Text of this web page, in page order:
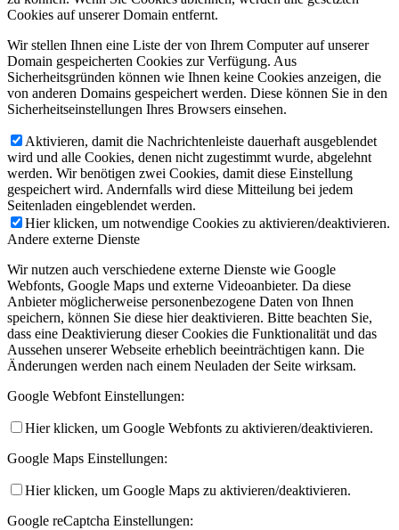
Cookies auf unserer Domain entfernt.
Wir stellen Ihnen eine Liste der von Ihrem Computer auf unserer
Domain gespeicherten Cookies zur Verfügung. Aus
Sicherheitsgründen können wie Ihnen keine Cookies anzeigen, die
von anderen Domains gespeichert werden. Diese können Sie in den
Sicherheitseinstellungen Ihres Browsers einsehen.
Aktivieren, damit die Nachrichtenleiste dauerhaft ausgeblendet
wird und alle Cookies, denen nicht zugestimmt wurde, abgelehnt
werden. Wir benötigen zwei Cookies, damit diese Einstellung
gespeichert wird. Andernfalls wird diese Mitteilung bei jedem
Seitenladen eingeblendet werden.
Hier klicken, um notwendige Cookies zu aktivieren/deaktivieren.
Andere externe Dienste
Wir nutzen auch verschiedene externe Dienste wie Google
Webfonts, Google Maps und externe Videoanbieter. Da diese
Anbieter möglicherweise personenbezogene Daten von Ihnen
speichern, können Sie diese hier deaktivieren. Bitte beachten Sie,
dass eine Deaktivierung dieser Cookies die Funktionalität und das
Aussehen unserer Webseite erheblich beeinträchtigen kann. Die
Änderungen werden nach einem Neuladen der Seite wirksam.
Google Webfont Einstellungen:
Hier klicken, um Google Webfonts zu aktivieren/deaktivieren.
Google Maps Einstellungen:
Hier klicken, um Google Maps zu aktivieren/deaktivieren.
Google reCaptcha Einstellungen: